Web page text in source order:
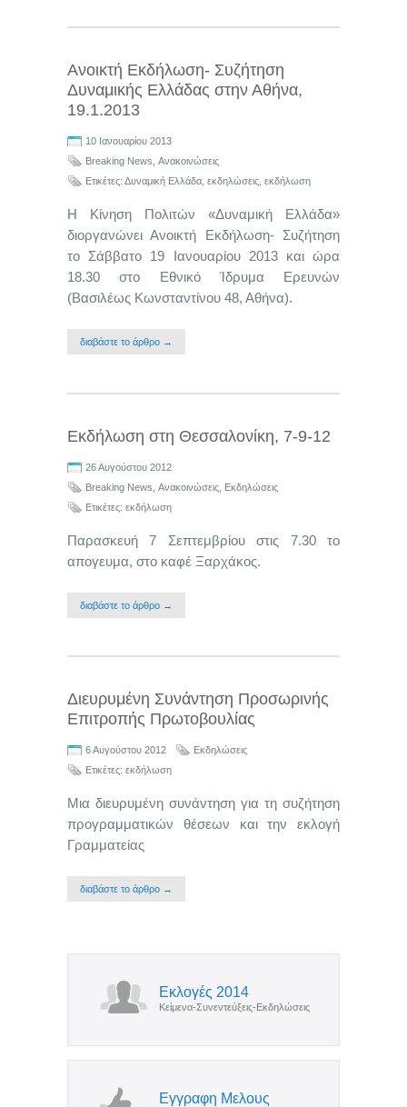
Ανοικτή Εκδήλωση- Συζήτηση
Δυναμικής Ελλάδας στην Αθήνα,
19.1.2013
10 Ιανουαρίου 2013
Breaking News Ανακοινώσεις
Ετικέτες: Δυναμική Ελλάδα εκδηλώσεις εκδήλωση
Η Κίνηση Πολιτών «Δυναμική Ελλάδα»
διοργανώνει Ανοικτή Εκδήλωση- Συζήτηση
τo Σάββατο 19 Ιανουαρίου 2013 και ώρα
18.30 στο Εθνικό Ίδρυμα Ερευνών
(Βασιλέως Κωνσταντίνου 48, Αθήνα).
διαβάστε το άρθρο →
Εκδήλωση στη Θεσσαλονίκη, 7-9-12
26 Αυγούστου 2012
Breaking News Ανακοινώσεις Εκδηλώσεις
Ετικέτες: εκδήλωση
Παρασκευή 7 Σεπτεμβρίου στις 7.30 το
απογευμα, στο καφέ Ξαρχάκος.
διαβάστε το άρθρο →
Διευρυμένη Συνάντηση Προσωρινής
Επιτροπής Πρωτοβουλίας
6 Αυγούστου 2012
Εκδηλώσεις
Ετικέτες: εκδήλωση
Μια διευρυμένη συνάντηση για τη συζήτηση
προγραμματικών θέσεων και την εκλογή
Γραμματείας
διαβάστε το άρθρο →
Εκλογές 2014
Κείμενα-Συνεντεύξεις-Εκδηλώσεις
Εγγραφη Μελους